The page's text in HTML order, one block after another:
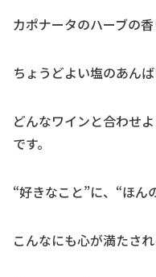
カポナータのハーブの香
ちょうどよい塩のあん
どんなワインと合わせ
です。
“好きなこと”に、“ほん
こんなにも心が満たさ